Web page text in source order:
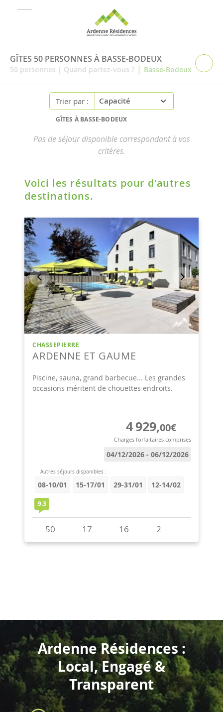
GÎTES 50 PERSONNES À BASSE-BODEUX
50 personnes | Quand partez-vous ? | Basse-Bodeux
Trier par :
GÎTES À BASSE-BODEUX
Pas de séjour disponible correspondant à vos
critères.
Voici les résultats pour d'autres
destinations.
Ardenne Résidences :
Local, Engagé &
Transparent